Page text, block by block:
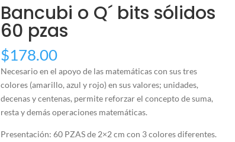
Bancubi o Q´ bits sólidos
60 pzas
$178.00
Necesario en el apoyo de las matemáticas con sus tres
colores (amarillo, azul y rojo) en sus valores; unidades,
decenas y centenas, permite reforzar el concepto de suma,
resta y demás operaciones matemáticas.
Presentación: 60 PZAS de 2×2 cm con 3 colores diferentes.